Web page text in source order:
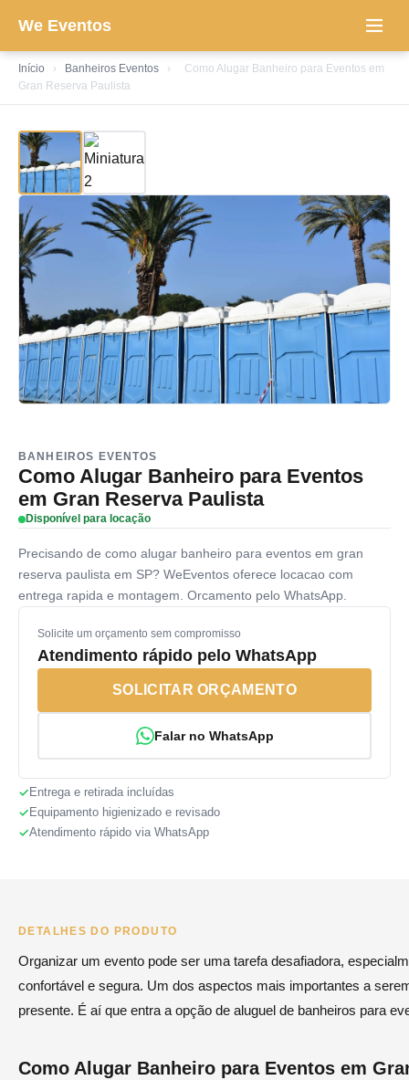
We Eventos
Início › Banheiros Eventos ›
Como Alugar Banheiro para Eventos em
Gran Reserva Paulista
BANHEIROS EVENTOS
Como Alugar Banheiro para Eventos
em Gran Reserva Paulista
Disponível para locação
Precisando de como alugar banheiro para eventos em gran
reserva paulista em SP? WeEventos oferece locacao com
entrega rapida e montagem. Orcamento pelo WhatsApp.
Solicite um orçamento sem compromisso
Atendimento rápido pelo WhatsApp
SOLICITAR ORÇAMENTO
Falar no WhatsApp
Entrega e retirada incluídas
Equipamento higienizado e revisado
Atendimento rápido via WhatsApp
DETALHES DO PRODUTO
Organizar um evento pode ser uma tarefa desafiadora,
confortável e segura. Um dos aspectos mais importantes a
presente. É aí que entra a opção de aluguel de banheiros para
Como Alugar Banheiro para Eventos em